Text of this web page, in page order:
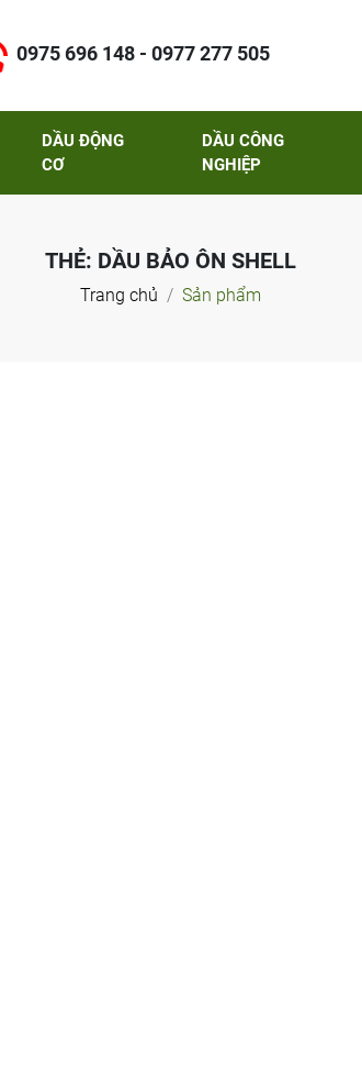
0975 696 148 - 0977 277 505
DẦU ĐỘNG
CƠ
DẦU CÔNG
NGHIỆP
THẺ: DẦU BẢO ÔN SHELL
Trang chủ Sản phẩm